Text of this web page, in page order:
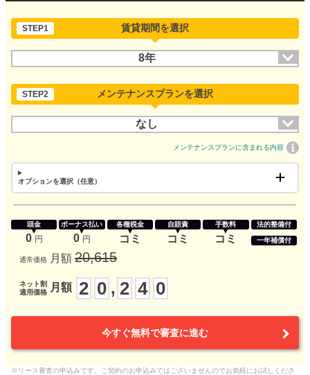
STEP1 賃貸期間を選択
8年
STEP2 メンテナンスプランを選択
なし
メンテナンスプランに含まれる内容
オプションを選択（任意）
頭金
0 円
ボーナス払い
0 円
各種税金
コミ
自賠責
コミ
手数料
コミ
法的整備付
一年補償付
通常価格 月額 20,615
ネット割
適用価格
月額 2 0 , 2 4 0
今すぐ無料で審査に進む
※リース審査の申込みです。ご契約のお申込みではございませんのでお気軽にお試しくださ